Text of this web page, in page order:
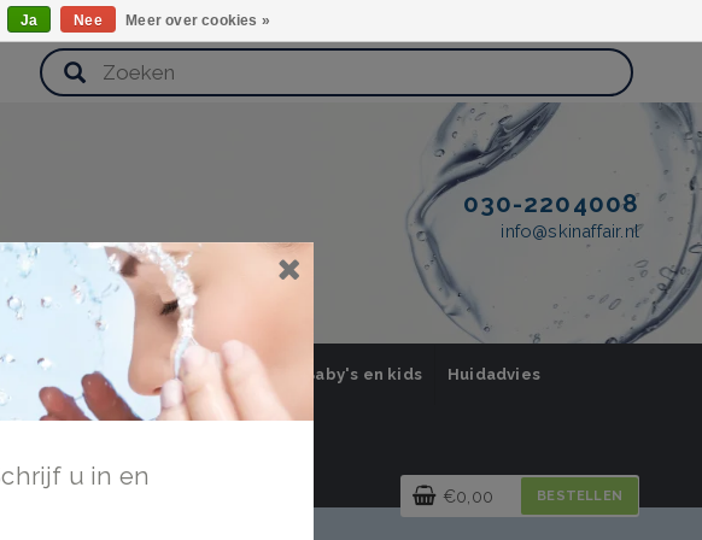
030-2204008
info@skinaffair.nl
Huidverzorging Mannen Baby's en kids Huidadvies
€0,00 BESTELLEN
u in en
Ja Nee Meer over cookies »